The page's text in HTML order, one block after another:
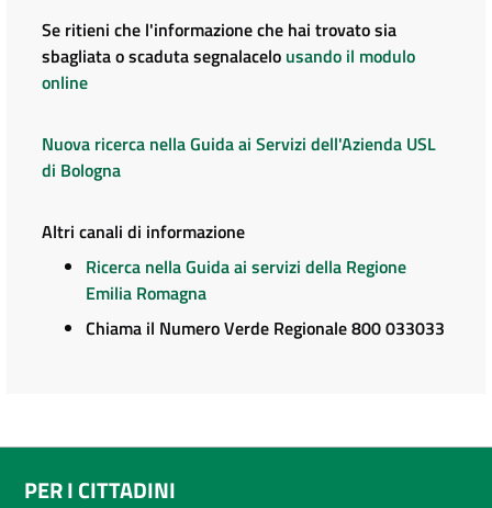
Se ritieni che l'informazione che hai trovato sia
sbagliata o scaduta segnalacelo usando il modulo
online
Nuova ricerca nella Guida ai Servizi dell'Azienda USL
di Bologna
Altri canali di informazione
Ricerca nella Guida ai servizi della Regione
Emilia Romagna
Chiama il Numero Verde Regionale 800 033033
PER I CITTADINI